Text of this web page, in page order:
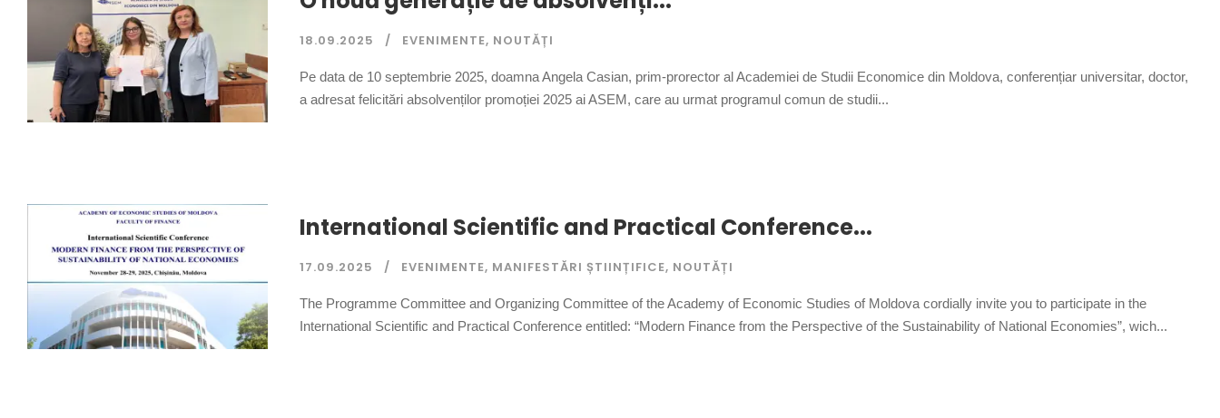
18.09.2025 EVENIMENTE, NOUTĂȚI
Pe data de 10 septembrie 2025, doamna Angela Casian, prim-prorector al Academiei de Studii Economice din Moldova, conferențiar universitar, doctor,
a adresat felicitări absolvenților promoției 2025 ai ASEM, care au urmat programul comun de studii...
International Scientific and Practical Conference...
17.09.2025 EVENIMENTE, MANIFESTĂRI ȘTIINȚIFICE, NOUTĂȚI
The Programme Committee and Organizing Committee of the Academy of Economic Studies of Moldova cordially invite you to participate in the
International Scientific and Practical Conference entitled: “Modern Finance from the Perspective of the Sustainability of National Economies”, wich...